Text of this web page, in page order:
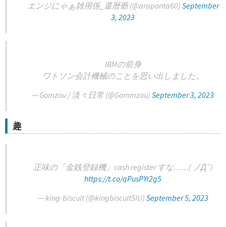
エンジにゃぁ雑用係_還暦爺 (@araponta60) September
3, 2023
IBMの前身
ワトソン会計機械のことを思い出しました。
— Gomzou / 淡々日常 (@Gommzou) September 3, 2023
趣
正味の「金銭登録機」cash register すな……( ノД`)
https://t.co/qPusPYr2g5
— king-biscuit (@kingbiscuitSIU) September 5, 2023